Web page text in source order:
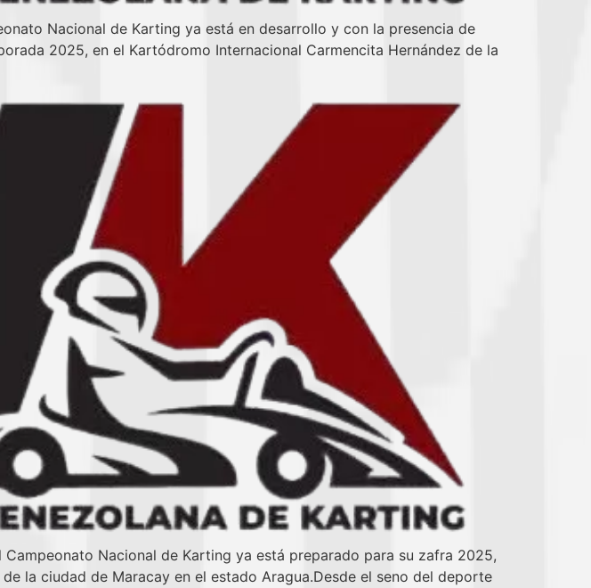
Nacional de Karting ya está en desarrollo y con la presencia de
2025, en el Kartódromo Internacional Carmencita Hernández de la
Nacional de Karting ya está preparado para su zafra 2025,
la ciudad de Maracay en el estado Aragua.Desde el seno del deporte